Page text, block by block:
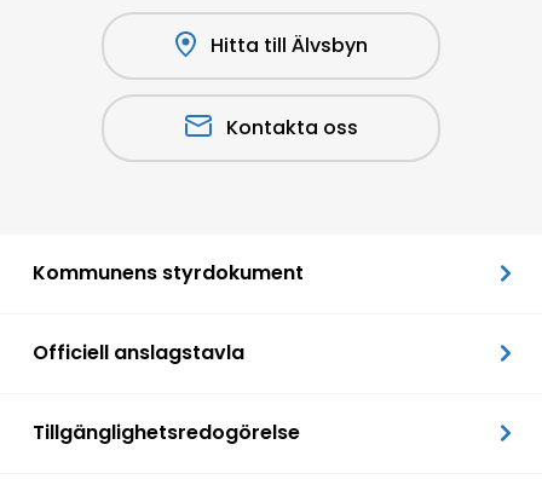
Hitta till Älvsbyn
Kontakta oss
Kommunens styrdokument
Officiell anslagstavla
Tillgänglighetsredogörelse